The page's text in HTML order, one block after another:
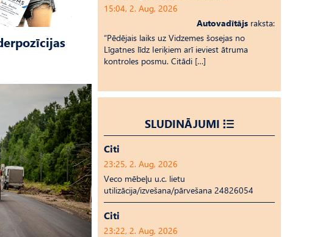
15:04, 2. Aug, 2026
Autovadītājs raksta:
“Pēdējais laiks uz Vid­ze­mes šosejas no
Līgatnes līdz Ieriķiem arī ieviest ātruma
kontroles posmu. Citādi […]
SLUDINĀJUMI
Citi
23:25, 2. Aug, 2026
Veco mēbeļu u.c. lietu
utilizācija/izvešana/pārvešana 24826054
Citi
23:22, 2. Aug, 2026